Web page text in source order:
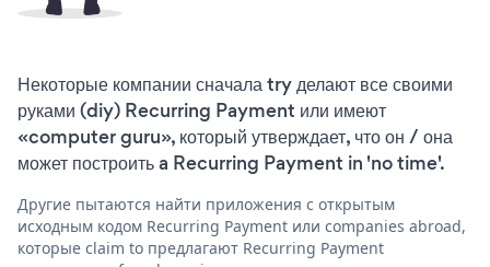
Некоторые компании сначала try делают все своими
руками (diy) Recurring Payment или имеют
«computer guru», который утверждает, что он / она
может построить a Recurring Payment in 'no time'.
Другие пытаются найти приложения с открытым
исходным кодом Recurring Payment или companies abroad,
которые claim to предлагают Recurring Payment